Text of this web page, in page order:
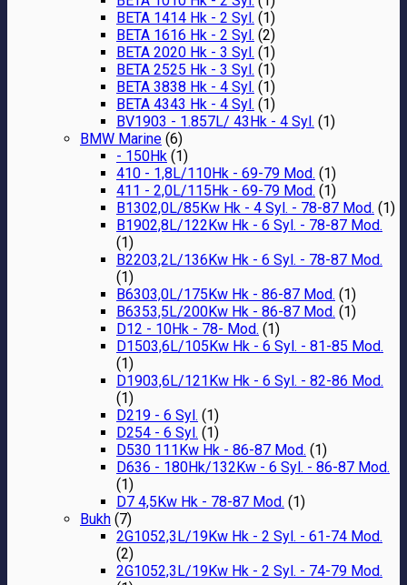
BETA 1414 Hk - 2 Syl. (1)
BETA 1616 Hk - 2 Syl. (2)
BETA 2020 Hk - 3 Syl. (1)
BETA 2525 Hk - 3 Syl. (1)
BETA 3838 Hk - 4 Syl. (1)
BETA 4343 Hk - 4 Syl. (1)
BV1903 - 1.857L/ 43Hk - 4 Syl. (1)
BMW Marine (6)
- 150Hk (1)
410 - 1,8L/110Hk - 69-79 Mod. (1)
411 - 2,0L/115Hk - 69-79 Mod. (1)
B1302,0L/85Kw Hk - 4 Syl. - 78-87 Mod. (1)
B1902,8L/122Kw Hk - 6 Syl. - 78-87 Mod.
(1)
B2203,2L/136Kw Hk - 6 Syl. - 78-87 Mod.
(1)
B6303,0L/175Kw Hk - 86-87 Mod. (1)
B6353,5L/200Kw Hk - 86-87 Mod. (1)
D12 - 10Hk - 78- Mod. (1)
D1503,6L/105Kw Hk - 6 Syl. - 81-85 Mod.
(1)
D1903,6L/121Kw Hk - 6 Syl. - 82-86 Mod.
(1)
D219 - 6 Syl. (1)
D254 - 6 Syl. (1)
D530 111Kw Hk - 86-87 Mod. (1)
D636 - 180Hk/132Kw - 6 Syl. - 86-87 Mod.
(1)
D7 4,5Kw Hk - 78-87 Mod. (1)
Bukh (7)
2G1052,3L/19Kw Hk - 2 Syl. - 61-74 Mod.
(2)
2G1052,3L/19Kw Hk - 2 Syl. - 74-79 Mod.